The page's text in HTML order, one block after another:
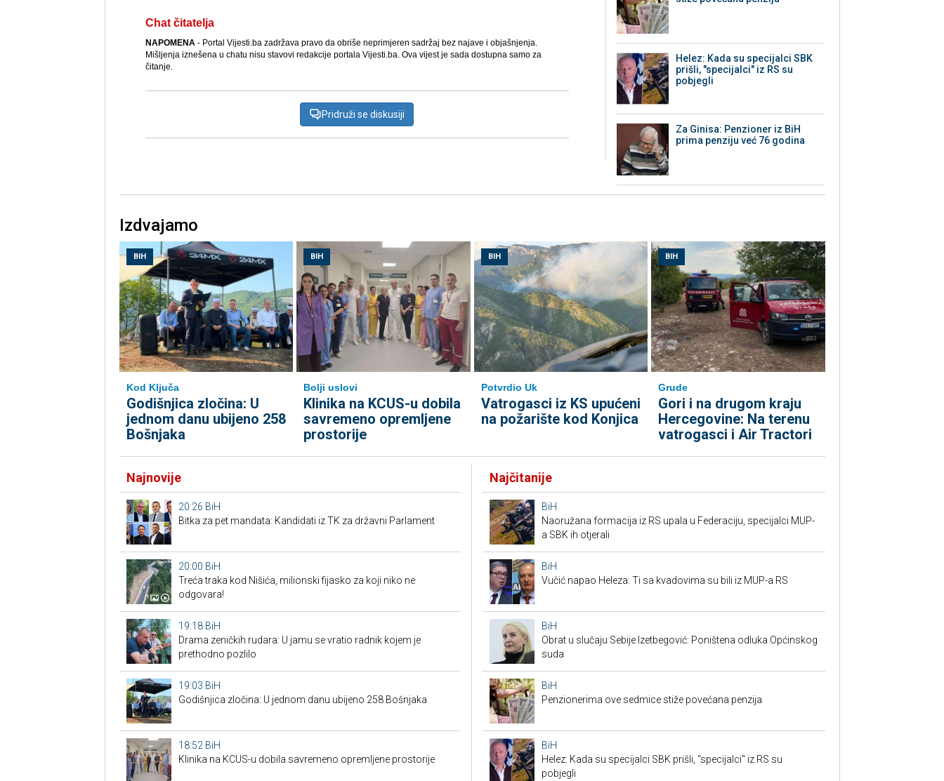
Chat čitatelja
NAPOMENA- Portal Vijesti.ba zadržava pravo da obriše neprimjeren sadržaj bez najave i objašnjenja.
Mišljenja iznešena u chatu nisu stavovi redakcije portala Vijesti.ba. Ova vijest je sada dostupna samo za
čitanje.
Pridruži se diskusiji
Helez: Kada su specijalci SBK
prišli, "specijalci" iz RS su
pobjegli
Za Ginisa: Penzioner iz BiH
prima penziju već 76 godina
Izdvajamo
BIH
Kod Ključa
Godišnjica zločina: U
jednom danu ubijeno 258
Bošnjaka
BIH
Bolji uslovi
Klinika na KCUS-u dobila
savremeno opremljene
prostorije
BIH
Potvrdio Uk
Vatrogasci iz KS upućeni
na požarište kod Konjica
BIH
Grude
Gori i na drugom kraju
Hercegovine: Na terenu
vatrogasci i Air Tractori
Najnovije
20:26 BiH
Bitka za pet mandata: Kandidati iz TK za državni Parlament
20:00 BiH
Treća traka kod Nišića, milionski fijasko za koji niko ne
odgovara!
19:18 BiH
Drama zeničkih rudara: U jamu se vratio radnik kojem je
prethodno pozlilo
19:03 BiH
Godišnjica zločina: U jednom danu ubijeno 258 Bošnjaka
18:52 BiH
Klinika na KCUS-u dobila savremeno opremljene prostorije
Najčitanije
BiH
Naoružana formacija iz RS upala u Federaciju, specijalci MUP-
a SBK ih otjerali
BiH
Vučić napao Heleza: Ti sa kvadovima su bili iz MUP-a RS
BiH
Obrat u slučaju Sebije Izetbegović: Poništena odluka Općinskog
suda
BiH
Penzionerima ove sedmice stiže povećana penzija
BiH
Helez: Kada su specijalci SBK prišli, "specijalci" iz RS su
pobjegli